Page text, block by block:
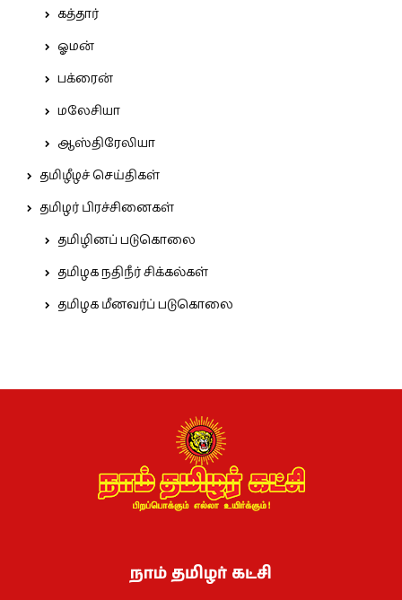
கத்தார்
ஓமன்
பக்ரைன்
மலேசியா
ஆஸ்திரேலியா
தமிழீழச் செய்திகள்
தமிழர் பிரச்சினைகள்
தமிழினப் படுகொலை
தமிழக நதிநீர் சிக்கல்கள்
தமிழக மீனவர்ப் படுகொலை
நாம் தமிழர் கட்சி